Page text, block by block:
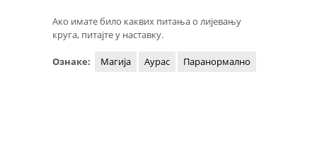
Ако имате било каквих питања о лијевању
круга, питајте у наставку.
Ознаке: Магија Аурас Паранормално